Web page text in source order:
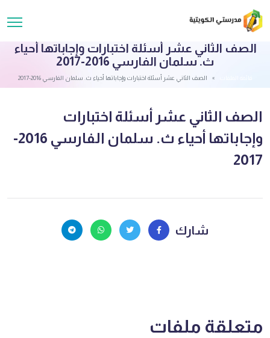
الصف الثاني عشر أسئلة اختبارات وإجاباتها أحياء
ث. سلمان الفارسي 2016-2017
الصف الثاني عشر أسئلة اختبارات وإجاباتها أحياء ث. سلمان الفارسي 2016-2017
الصف الثاني عشر أسئلة اختبارات
وإجاباتها أحياء ث. سلمان الفارسي 2016-
2017
شارك
متعلقة ملفات